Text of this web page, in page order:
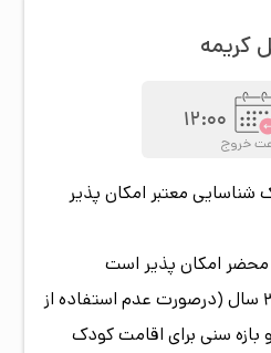
کریمه
خروج
12:00
معتبر امکان پذیر
محضر امکان پذیر است
نیم بهاءاقامت کودک زیر 3 سال (درصورت عدم استفاده از
سنی برای اقامت کودک